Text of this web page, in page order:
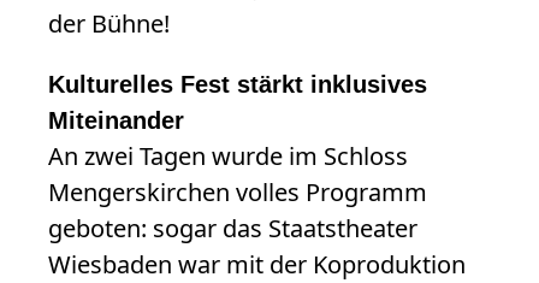
der Bühne!
Kulturelles Fest stärkt inklusives
Miteinander
An zwei Tagen wurde im Schloss
Mengerskirchen volles Programm
geboten: sogar das Staatstheater
Wiesbaden war mit der Koproduktion